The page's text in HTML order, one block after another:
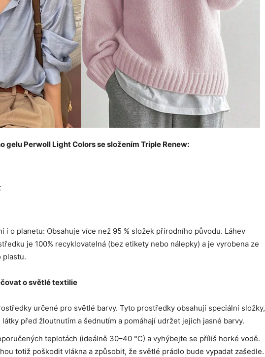
gelu Perwoll Light Colors se složením Triple Renew:
i o planetu: Obsahuje více než 95 % složek přírodního původu. Láhev
je 100% recyklovatelná (bez etikety nebo nálepky) a je vyrobena ze
plastu.
o světlé textilie
určené pro světlé barvy. Tyto prostředky obsahují speciální složky,
před žloutnutím a šednutím a pomáhají udržet jejich jasné barvy.
teplotách (ideálně 30–40 °C) a vyhýbejte se příliš horké vodě.
totiž poškodit vlákna a způsobit, že světlé prádlo bude vypadat zašedle.